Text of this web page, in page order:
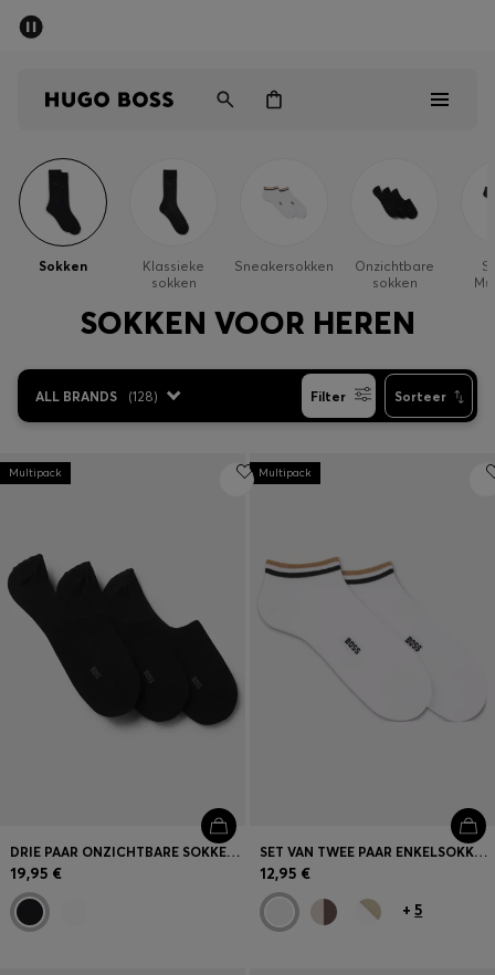
Heren
Dames
Bekijk
FAQ & help en contact
Winkelzoeker
Taal (
Sokken
Klassieke
sokken
Sneakersokken
Onzichtbare
sokken
SOKKEN VOOR HEREN
ALL BRANDS (128) Filter Sorteer
Multipack
DRIE PAAR ONZICHTBARE SOKKEN VAN EEN KATOENMIX
19,95 €
Multipack
SET VAN TWEE PAAR ENKELSOKKEN MET BOORDEN MET DE SIGNATURE-STRIPE
12,95 €
+5